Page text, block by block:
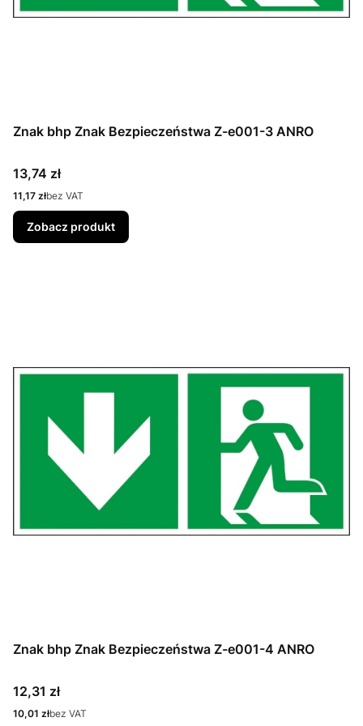
Znak bhp Znak Bezpieczeństwa Z-e001-3 ANRO
Cena
13,74 zł
Cena
11,17 złbez VAT
Zobacz produkt
Znak bhp Znak Bezpieczeństwa Z-e001-4 ANRO
Cena
12,31 zł
Cena
10,01 złbez VAT